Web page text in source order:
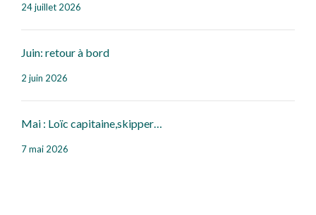
24 juillet 2026
Juin: retour à bord
2 juin 2026
Mai : Loïc capitaine,skipper…
7 mai 2026